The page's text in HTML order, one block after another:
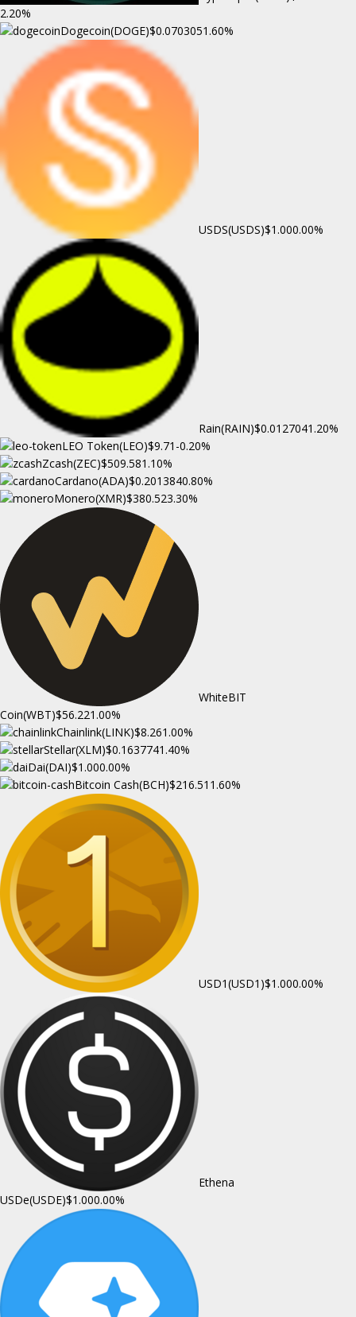
2.20%
Dogecoin(DOGE)$0.0703051.60%
USDS(USDS)$1.000.00%
Rain(RAIN)$0.0127041.20%
LEO Token(LEO)$9.71 -0.20%
Zcash(ZEC)$509.581.10%
Cardano(ADA)$0.2013840.80%
Monero(XMR)$380.523.30%
WhiteBIT
Coin(WBT)$56.221.00%
Chainlink(LINK)$8.261.00%
Stellar(XLM)$0.1637741.40%
Dai(DAI)$1.000.00%
Bitcoin Cash(BCH)$216.51 1.60%
USD1(USD1)$1.000.00%
Ethena
USDe(USDE)$1.000.00%